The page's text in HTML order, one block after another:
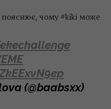
чому #kiki може
(@baabsxx)